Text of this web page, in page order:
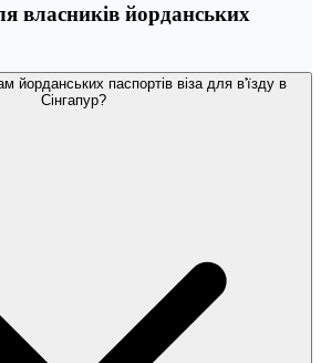
власників йорданських
йорданських паспортів віза для в'їзду в
Сінгапур?